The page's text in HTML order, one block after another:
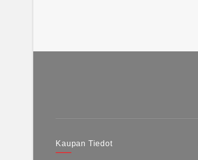
Kaupan Tiedot